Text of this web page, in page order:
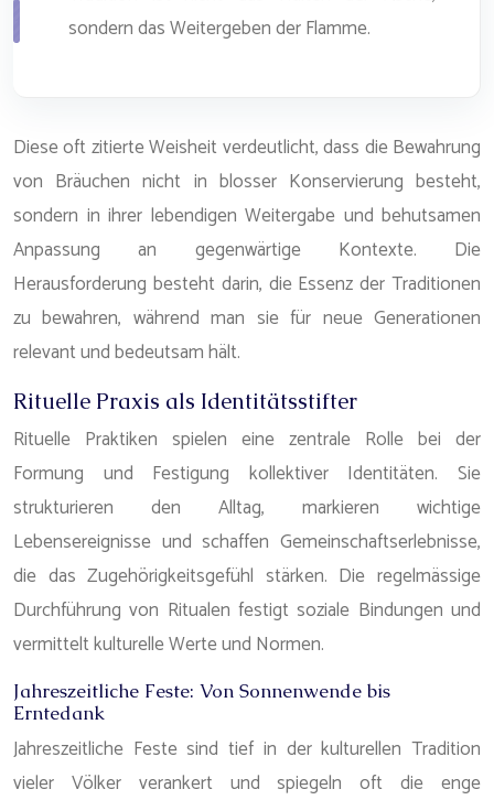
sondern das Weitergeben der Flamme.
Diese oft zitierte Weisheit verdeutlicht, dass die Bewahrung
von Bräuchen nicht in blosser Konservierung besteht,
sondern in ihrer lebendigen Weitergabe und behutsamen
Anpassung an gegenwärtige Kontexte. Die
Herausforderung besteht darin, die Essenz der Traditionen
zu bewahren, während man sie für neue Generationen
relevant und bedeutsam hält.
Rituelle Praxis als Identitätsstifter
Rituelle Praktiken spielen eine zentrale Rolle bei der
Formung und Festigung kollektiver Identitäten. Sie
strukturieren den Alltag, markieren wichtige
Lebensereignisse und schaffen Gemeinschaftserlebnisse,
die das Zugehörigkeitsgefühl stärken. Die regelmässige
Durchführung von Ritualen festigt soziale Bindungen und
vermittelt kulturelle Werte und Normen.
Jahreszeitliche Feste: Von Sonnenwende bis
Erntedank
Jahreszeitliche Feste sind tief in der kulturellen Tradition
vieler Völker verankert und spiegeln oft die enge